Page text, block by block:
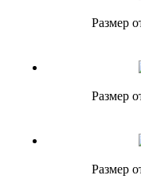
Размер
Размер
Размер